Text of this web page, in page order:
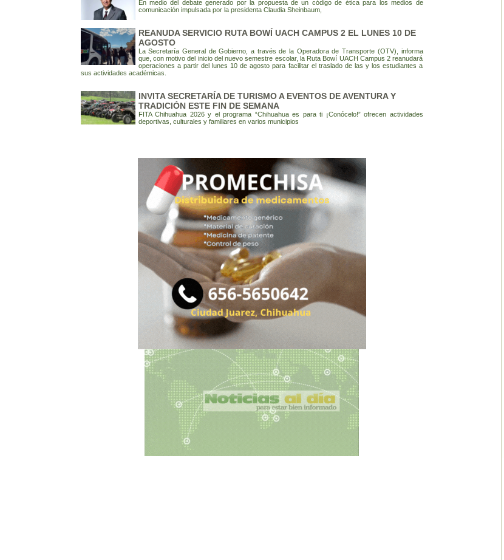
En medio del debate generado por la propuesta de un código de ética para los medios de
comunicación impulsada por la presidenta Claudia Sheinbaum,
REANUDA SERVICIO RUTA BOWÍ UACH CAMPUS 2 EL LUNES 10 DE
AGOSTO
La Secretaría General de Gobierno, a través de la Operadora de Transporte (OTV), informa
que, con motivo del inicio del nuevo semestre escolar, la Ruta Bowí UACH Campus 2 reanudará
operaciones a partir del lunes 10 de agosto para facilitar el traslado de las y los estudiantes a
sus actividades académicas.
INVITA SECRETARÍA DE TURISMO A EVENTOS DE AVENTURA Y
TRADICIÓN ESTE FIN DE SEMANA
FITA Chihuahua 2026 y el programa “Chihuahua es para ti ¡Conócelo!” ofrecen actividades
deportivas, culturales y familiares en varios municipios